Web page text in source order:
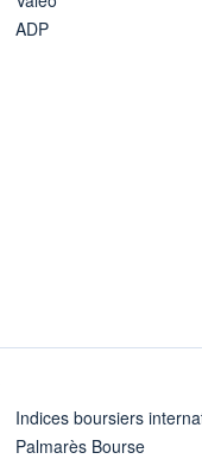
ADP
Indices boursiers
Palmarès Bourse